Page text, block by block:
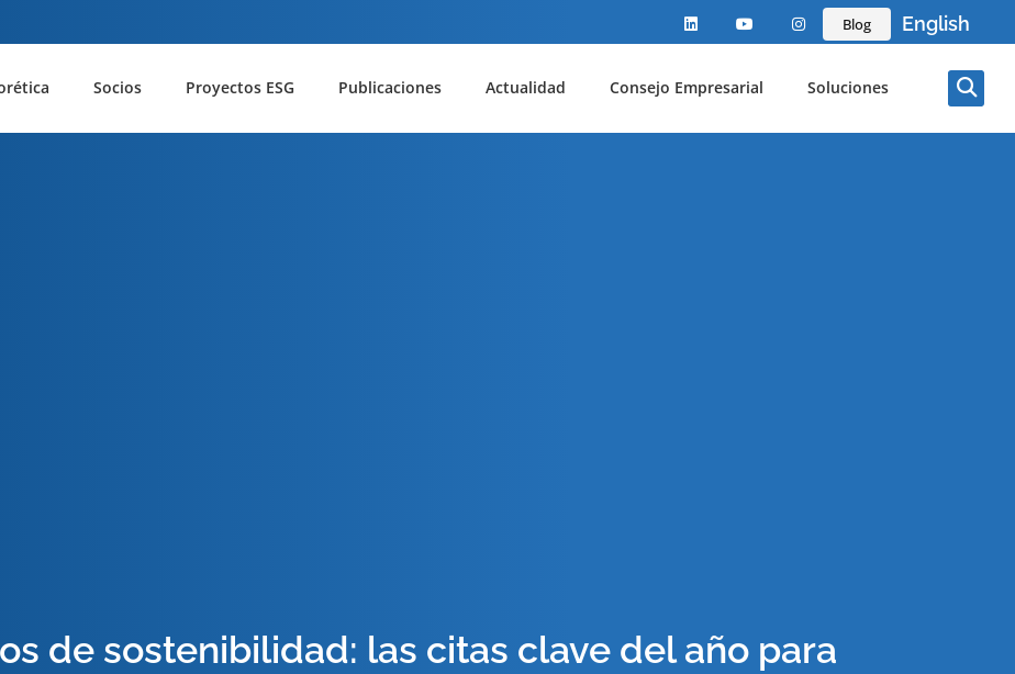
Blog English
Socios Proyectos ESG Publicaciones Actualidad Consejo Empresarial Soluciones
de sostenibilidad: las citas clave del año para